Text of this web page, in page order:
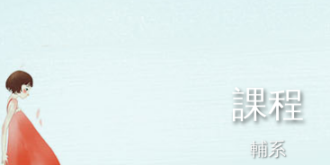
課程
輔系